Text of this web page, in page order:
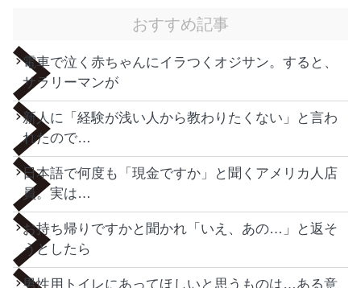
おすすめ記事
電車で泣く赤ちゃんにイラつくオジサン。すると、
サラリーマンが
新人に「経験が浅い人から教わりたくない」と言わ
れたので…
日本語で何度も「現金ですか」と聞くアメリカ人店
員。実は…
お持ち帰りですかと聞かれ「いえ、あの…」と返そ
うとしたら
男性用トイレにあってほしいと思うものは…ある意